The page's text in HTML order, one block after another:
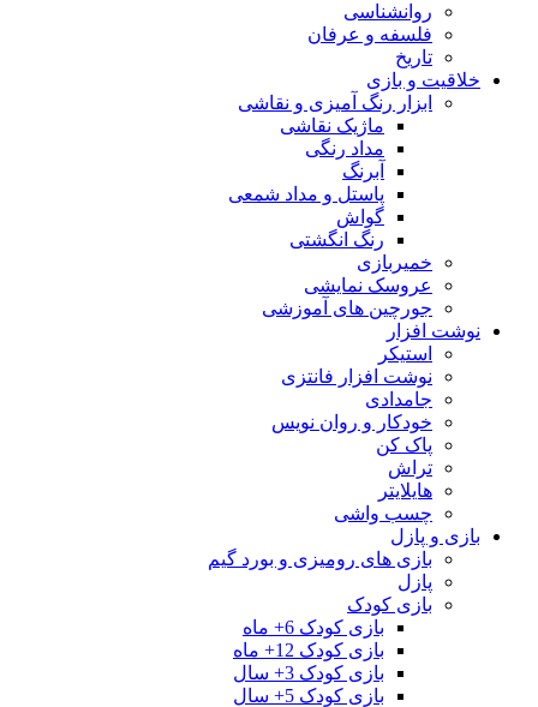
روانشناسی
فلسفه و عرفان
تاریخ
خلاقیت و بازی
ابزار رنگ آمیزی و نقاشی
ماژیک نقاشی
مداد رنگی
آبرنگ
پاستل و مداد شمعی
گواش
رنگ انگشتی
خمیربازی
عروسک نمایشی
جورچین های آموزشی
نوشت افزار
استیکر
نوشت افزار فانتزی
جامدادی
خودکار و روان نویس
پاک کن
تراش
هایلایتر
چسب واشی
بازی و پازل
بازی های رومیزی و بورد گیم
پازل
بازی کودک
بازی کودک 6+ ماه
بازی کودک 12+ ماه
بازی کودک 3+ سال
بازی کودک 5+ سال